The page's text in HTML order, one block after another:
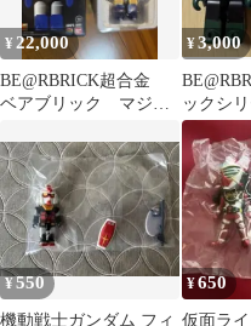
¥22,000
BE@RBRICK超合金
ベアブリック マジン
ン）
¥3,000
ックシ
仮面ライ
¥550
機動戦士ガンダム フィ
¥650
仮面ラ